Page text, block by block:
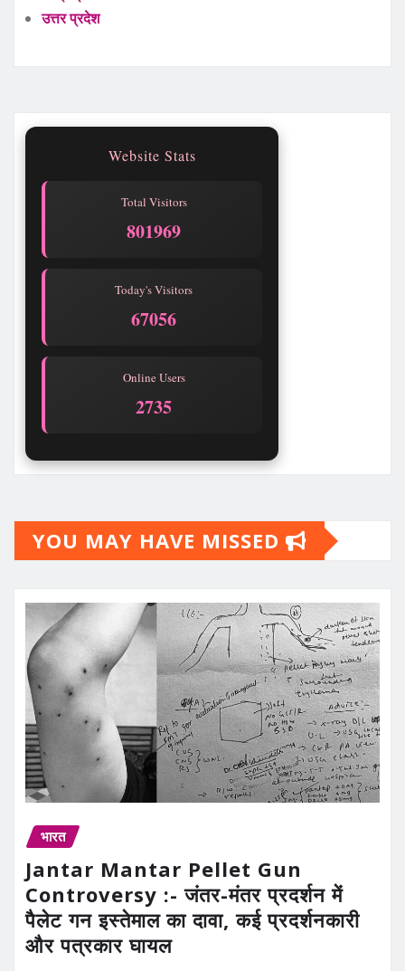
उत्तर प्रदेश
Website Stats
Total Visitors
801969
Today's Visitors
67056
Online Users
2735
YOU MAY HAVE MISSED
भारत
Jantar Mantar Pellet Gun
Controversy :- जंतर-मंतर प्रदर्शन में
पैलेट गन इस्तेमाल का दावा, कई प्रदर्शनकारी
और पत्रकार घायल